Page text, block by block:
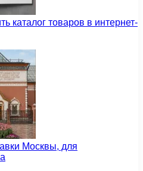
каталог товаров в интернет-
Москвы, для